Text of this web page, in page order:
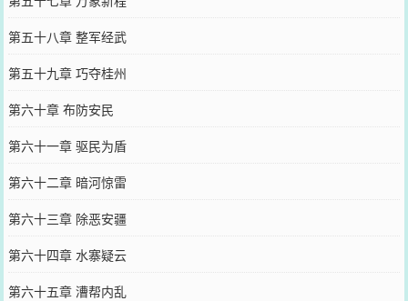
第五十八章 整军经武
第五十九章 巧夺桂州
第六十章 布防安民
第六十一章 驱民为盾
第六十二章 暗河惊雷
第六十三章 除恶安疆
第六十四章 水寨疑云
第六十五章 漕帮内乱